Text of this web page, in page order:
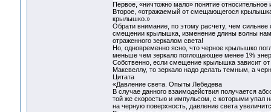
Первое, «ничтожно мало» понятие относительное
Второе, «отражаемый от смещающегося
крылышко.»
Обрати внимание, по этому расчету, чем
смещении крылышка, изменение длины волны
отраженного зеркалом света!
Но, одновременно ясно, что черное крылышко
меньше чем зеркало поглощающее менее 1%
Собственно, если смещение крылышка зависит
Максвеллу, то зеркало надо делать темным, а
Цитата
«Давление света. Опыты Лебедева
В случае данного взаимодействия получается
той же скоростью и импульсом, с которыми упал
на черную поверхность, давление света